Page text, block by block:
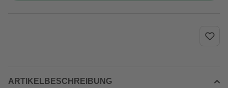
ARTIKELBESCHREIBUNG